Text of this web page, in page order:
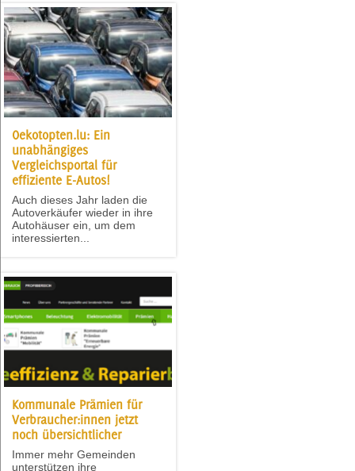
Oekotopten.lu: Ein
unabhängiges
Vergleichsportal für
effiziente E-Autos!
Auch dieses Jahr laden die
Autoverkäufer wieder in ihre
Autohäuser ein, um dem
interessierten...
Kommunale Prämien für
Verbraucher:innen jetzt
noch übersichtlicher
Immer mehr Gemeinden
unterstützen ihre